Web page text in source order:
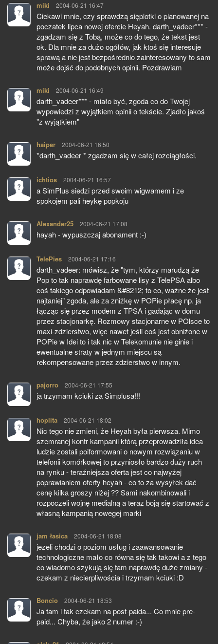
miki pisze:
2004-06-21 16:47
Ciekawi mnie, czy sprawdzą sięplotki o planowanej na
poczatek lipca nowej ofercie Heyah. darth_vadeer*** -
zgadzam się z Tobą, może co do tego, że tekst jest
ok. Dla mnie za dużo ogółów, jak ktoś się interesuje
sprawą a nie jest bezpośrednio zainteresowany to sam
może dojść do podobnych opinii. Pozdrawiam
miki pisze:
2004-06-21 16:49
darth_vadeer*** - miało być, zgoda co do Twojej
wypowiedzi z wyjątkiem opinii o tekście. Zjadło jakoś
"z wyjątkiem"
haiper pisze:
2004-06-21 16:50
*darth_vadeer * zgadzam się w całej rozciągłości.
ichtios pisze:
2004-06-21 16:57
a SimPlus siedzi przed swoim wigwamem i ze
spokojem pali heykę popkoju
Alexander25 pisze:
2004-06-21 17:08
hayah - wypuszczaj abonament :-)
TelePies pisze:
2004-06-21 17:16
darth_vadeer: mówisz, że "tym, którzy marudzą że
Pop to tak naprawdę farbowane lisy z TelePSA albo
coś takiego odpowiadam &#8212; to co, ważne że jest
najtaniej" zgoda, ale za zniżkę w POPie płacę np. ja
łącząc się przez modem z TPSA i gadając w domu
przez stacjonarkę. Rozmowy stacjonarne w POlsce to
maxi-zdzierstwo, więc nawet jeśli coś jest obniżone w
POPie w Idei to i tak nic w Telekomunie nie ginie i
ewentualne straty w jednym miejscu są
rekompensowane przez zdzierstwo w innym.
pajorro pisze:
2004-06-21 17:55
ja trzymam kciuki za Simplusa!!!
hoplita pisze:
2004-06-21 18:02
Nic tego nie zmieni, że Heyah była pierwsza. Mimo
szemranej kontr kampanii którą przeprowadziła idea
ludzie zostali poiformowani o nowym rozwiązaniu w
telefonii komórkowej to przyniosło bardzo duży ruch
na rynku - teraźniejsza oferta jest co najwyżej
poprawianiem oferty heyah - co to za wysyłek dać
cenę kilka groszy niżej ?? Sami nakombinowali i
rozpoczeli wojnę medialną a teraz boją się startować z
własną kampanią nowegej marki
jam łasica pisze:
2004-06-21 18:08
jezeli chodzi o poziom usług i zaawansowanie
technologiczne mało co równa się tak takowi a z tego
co wiadomo szykują się tam naprawdę duże zmiany -
czekam z niecierpliwościa i trzymam kciuki :D
Boncio pisze:
2004-06-21 18:53
Ja tam i tak czekam na post-paida... Co mnie pre-
paid... Chyba, że jako 2 numer :-)